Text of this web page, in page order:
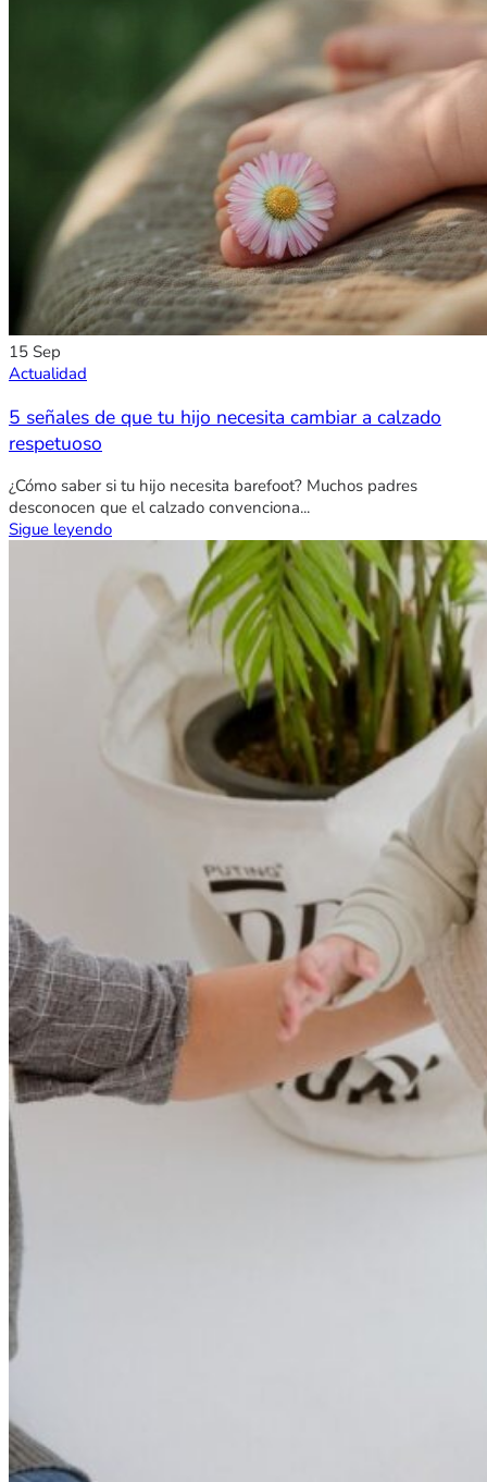
15 Sep
Actualidad
5 señales de que tu hijo necesita cambiar a calzado
respetuoso
¿Cómo saber si tu hijo necesita barefoot? Muchos padres
desconocen que el calzado convenciona...
Sigue leyendo